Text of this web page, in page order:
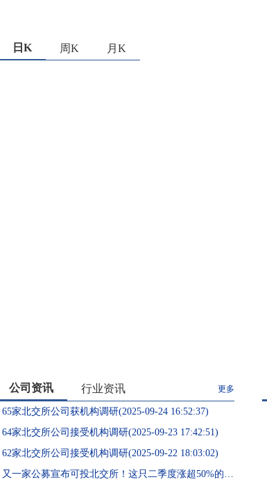
日K 周K 月K
公司资讯 行业资讯 更多
65家北交所公司获机构调研(2025-09-24 16:52:37)
64家北交所公司接受机构调研(2025-09-23 17:42:51)
62家北交所公司接受机构调研(2025-09-22 18:03:02)
又一家公募宣布可投北交所！这只二季度涨超50%的牛股，被50只基金重仓(2025-09-17 20:52:50)